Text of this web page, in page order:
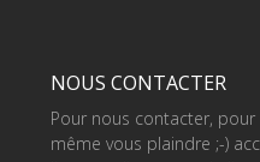
NOUS CONTACTER
Pour nous contacter,
même vous plaindre ;-)